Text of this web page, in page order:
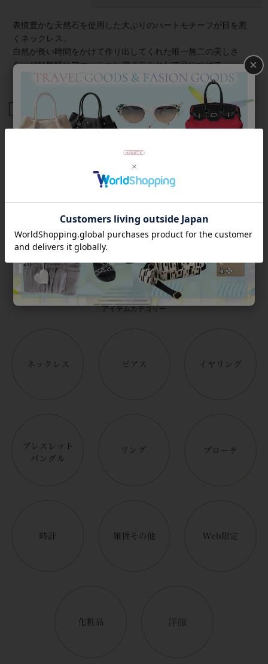
表情豊かな天然石を使用した大ぶりのハートモチーフが目を惹
くネックレス。
自然が長い時間をかけて作り出してくれた唯一無二の美しさ
を、ぜひ気軽にファッションアイテムとして身につけて。
◆各ストーンについての詳しいご紹介はこちら
1240218G
Category
アイテムカテゴリー
×